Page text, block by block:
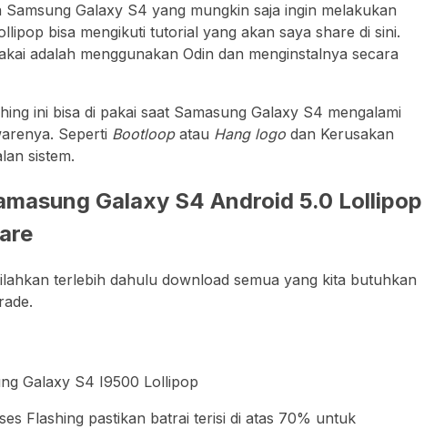
Galaxy S4 yang mungkin saja ingin melakukan
bisa mengikuti tutorial yang akan saya share di sini.
adalah menggunakan Odin dan menginstalnya secara
ini bisa di pakai saat Samasung Galaxy S4 mengalami
Seperti Bootloopatau Hang logo dan Kerusakan
sistem.
Galaxy S4 Android 5.0 Lollipop
terlebih dahulu download semua yang kita butuhkan
Galaxy S4 I9500 Lollipop
Flashing pastikan batrai terisi di atas 70% untuk